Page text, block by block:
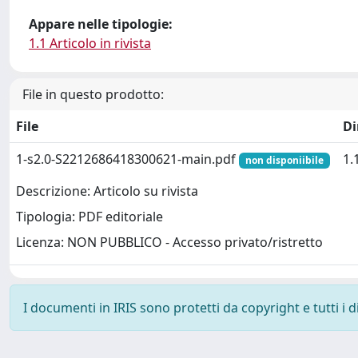
Appare nelle tipologie:
1.1 Articolo in rivista
File in questo prodotto:
File
1-s2.0-S2212686418300621-main.pdf
non disponiibile
Descrizione: Articolo su rivista
Tipologia: PDF editoriale
Licenza: NON PUBBLICO - Accesso privato/ristretto
I documenti in IRIS sono protetti da copyright e tutti i